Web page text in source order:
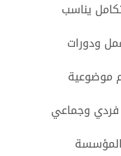
يناسب
ودورات
موضوعية
وجماعي